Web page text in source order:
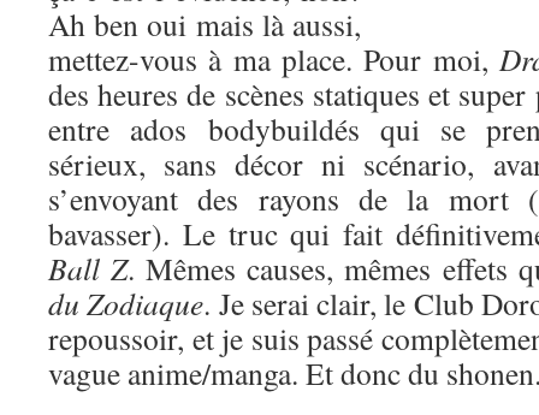
Ah ben oui mais là aussi,
mettez-vous à ma place. Pour moi,
des heures de scènes statiques et
entre ados bodybuildés qui se
sérieux, sans décor ni scénario,
s’envoyant des rayons de la mort
bavasser). Le truc qui fait
Ball Z. Mêmes causes, mêmes effets
du Zodiaque. Je serai clair, le Club
repoussoir, et je suis passé
vague anime/manga. Et donc du